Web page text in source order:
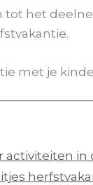
het
met je
activiteiten in